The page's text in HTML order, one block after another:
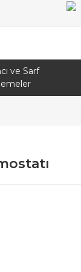
ve Sarf